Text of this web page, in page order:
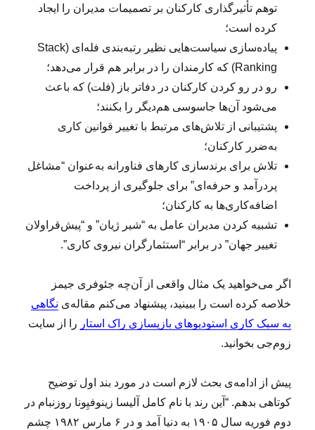
ر
س
ز
ن‌‌
ن
ر
ی
ت
ن
و
ی
ب
توهم تأثیرگذاری کارکنان بر تصمیمات مدیران را ایجاد
کرده است؛
پیاده‌سازی سیاست‌هایی نظیر رتبه‌بندی فله‌ای (Stack
Ranking) که کارمندان را در برابر هم قرار می‌دهد؛
رو در رو کردن کارکنان در دفاتر باز (فلت) که باعث
می‌شود آن‌ها جاسوسی هم‌دیگر را بکنند؛
پشتیبانی از تلاش‌های مرتبط با تغییر قوانین کاری
به‌ضرر کارکنان؛
تلاش برای برندسازی کارهای فناورانه به‌عنوان “مشاغل
پردرآمد و حرفه‌ای” برای جلوگیری از پرداخت
اضافه‌کاری‌ها به کارکنان؛
تشبیه کردن مدیران عامل به “شیر ژیان” و “پیش‌قراولان
تغییر جهان” در برابر “استثمارگران نیروی کاری”.
اگر می‌خواهید یک مثال واقعی از آن‌چه جئوفری جیمز
خلاصه کرده است را ببینید، پیشنهاد می‌کنم مقاله‌ی نگاهی
به سبک کاری استودیو‌های بازیسازی راک استار را از سایت
زوم‌جی بخوانید.
پیش از ادامه‌ی بحث لازم است در مورد بند اول توضیح
کوتاهی بدهم. “آین رند با نام کامل آلیسا زینوفیِونا روزنبام در
دوم فوریه سال ۱۹۰۵ به دنیا آمد و در ۶ مارس ۱۹۸۲ چشم